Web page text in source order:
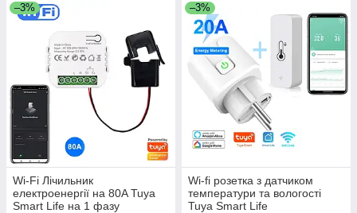
–3%
Wi-Fi Лічильник
електроенергії на 80A Tuya
Smart Life на 1 фазу
–3%
Wi-fi розетка з датчиком
температури та вологості
Tuya Smart Life